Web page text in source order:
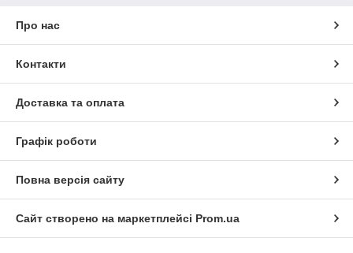
Про нас
Контакти
Доставка та оплата
Графік роботи
Повна версія сайту
Сайт створено на маркетплейсі Prom.ua